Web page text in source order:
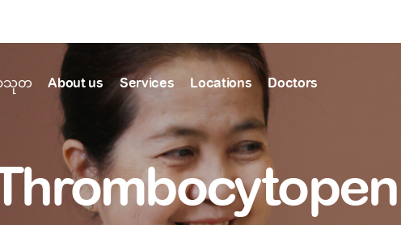
ာသုတ
Find Health articles by first letter
C D E F G H I J
K
N O P Q T
About us
healthcare
News &
Services
and well-being
Our
Trusted care for
Locations
and well-being
Our clinics
Dedicated to
Doctors